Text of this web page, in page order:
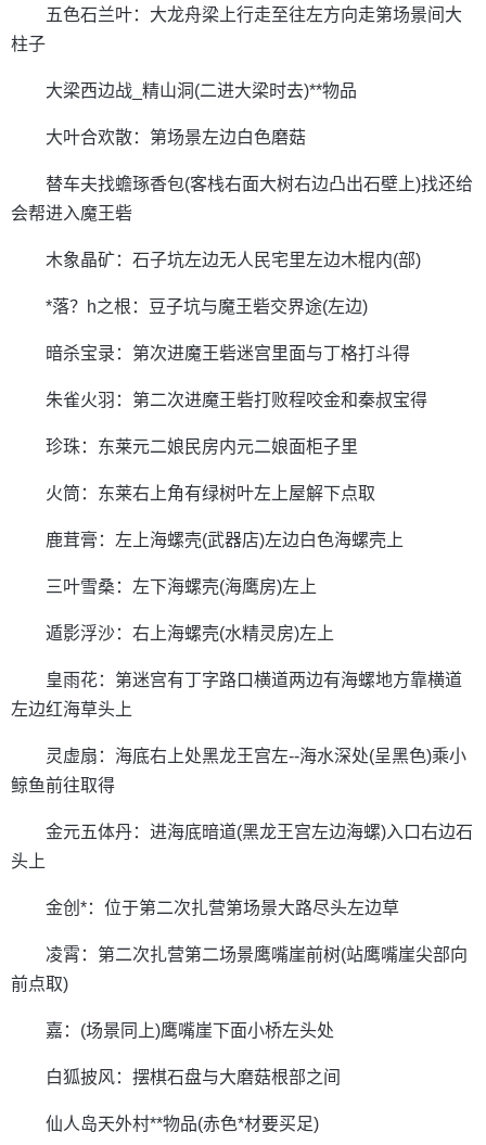
五色石兰叶：大龙舟梁上行走至往左方向走第场景间大
柱子
大梁西边战_精山洞(二进大梁时去)**物品
大叶合欢散：第场景左边白色磨菇
替车夫找蟾琢香包(客栈右面大树右边凸出石壁上)找还给
会帮进入魔王砦
木象晶矿：石子坑左边无人民宅里左边木棍内(部)
*落？h之根：豆子坑与魔王砦交界途(左边)
暗杀宝录：第次进魔王砦迷宫里面与丁格打斗得
朱雀火羽：第二次进魔王砦打败程咬金和秦叔宝得
珍珠：东莱元二娘民房内元二娘面柜子里
火筒：东莱右上角有绿树叶左上屋解下点取
鹿茸膏：左上海螺壳(武器店)左边白色海螺壳上
三叶雪桑：左下海螺壳(海鹰房)左上
遁影浮沙：右上海螺壳(水精灵房)左上
皇雨花：第迷宫有丁字路口横道两边有海螺地方靠横道
左边红海草头上
灵虚扇：海底右上处黑龙王宫左--海水深处(呈黑色)乘小
鲸鱼前往取得
金元五体丹：进海底暗道(黑龙王宫左边海螺)入口右边石
头上
金创*：位于第二次扎营第场景大路尽头左边草
凌霄：第二次扎营第二场景鹰嘴崖前树(站鹰嘴崖尖部向
前点取)
嘉：(场景同上)鹰嘴崖下面小桥左头处
白狐披风：摆棋石盘与大磨菇根部之间
仙人岛天外村**物品(赤色*材要买足)